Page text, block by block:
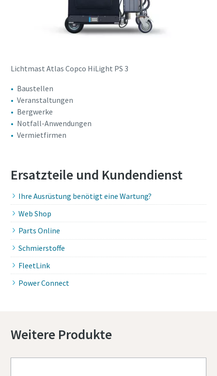
Lichtmast Atlas Copco HiLight PS 3
Baustellen
Veranstaltungen
Bergwerke
Notfall-Anwendungen
Vermietfirmen
Ersatzteile und Kundendienst
Ihre Ausrüstung benötigt eine Wartung?
Web Shop
Parts Online
Schmierstoffe
FleetLink
Power Connect
Weitere Produkte